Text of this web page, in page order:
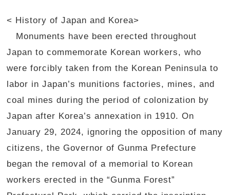
< History of Japan and Korea>
Monuments have been erected throughout
Japan to commemorate Korean workers, who
were forcibly taken from the Korean Peninsula to
labor in Japan’s munitions factories, mines, and
coal mines during the period of colonization by
Japan after Korea’s annexation in 1910. On
January 29, 2024, ignoring the opposition of many
citizens, the Governor of Gunma Prefecture
began the removal of a memorial to Korean
workers erected in the “Gunma Forest”